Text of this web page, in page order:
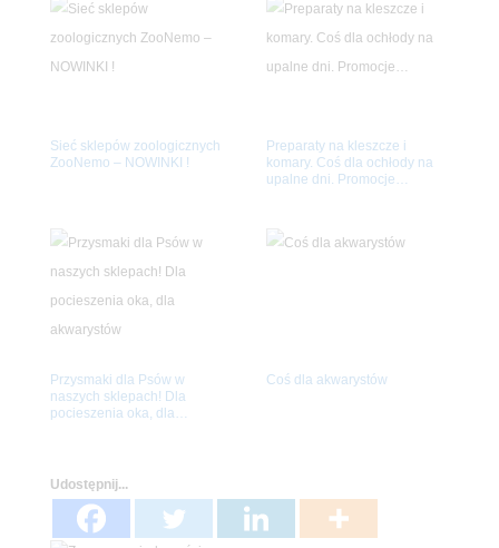
Sieć sklepów zoologicznych
ZooNemo – NOWINKI !
Preparaty na kleszcze i
komary. Coś dla ochłody na
upalne dni. Promocje…
Przysmaki dla Psów w
naszych sklepach! Dla
pocieszenia oka, dla
Coś dla akwarystów
Udostępnij...